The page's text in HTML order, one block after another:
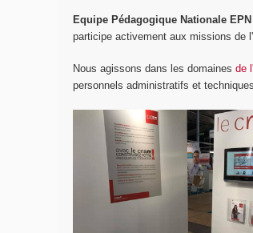
Equipe Pédagogique Nationale
participe activement aux missions de
Nous agissons dans les domainesde
personnels administratifs et